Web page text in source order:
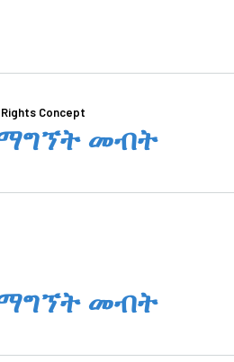
Rights Concept
መብት
መብት